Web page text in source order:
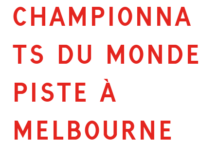
CHAMPIONNA
TS DU MONDE
PISTE À
MELBOURNE